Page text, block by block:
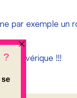
par exemple un
cadavérique !!!